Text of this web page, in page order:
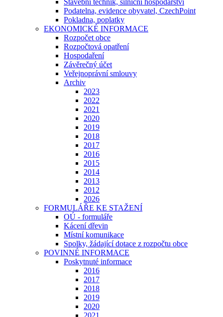
Stavební technik, silniční hospodářství
Podatelna, evidence obyvatel, CzechPoint
Pokladna, poplatky
EKONOMICKÉ INFORMACE
Rozpočet obce
Rozpočtová opatření
Hospodaření
Závěrečný účet
Veřejnoprávní smlouvy
Archiv
2023
2022
2021
2020
2019
2018
2017
2016
2015
2014
2013
2012
2026
FORMULÁŘE KE STAŽENÍ
OÚ - formuláře
Kácení dřevin
Místní komunikace
Spolky, žádající dotace z rozpočtu obce
POVINNÉ INFORMACE
Poskytnuté informace
2016
2017
2018
2019
2020
2021